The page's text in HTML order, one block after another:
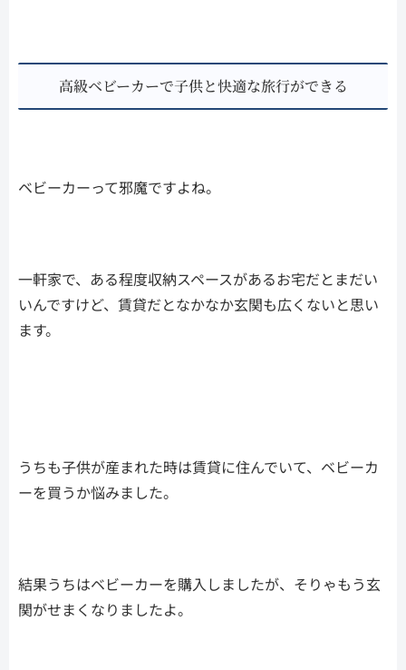
高級ベビーカーで子供と快適な旅行ができる
ベビーカーって邪魔ですよね。
一軒家で、ある程度収納スペースがあるお宅だとまだい
いんですけど、賃貸だとなかなか玄関も広くないと思い
ます。
うちも子供が産まれた時は賃貸に住んでいて、ベビーカ
ーを買うか悩みました。
結果うちはベビーカーを購入しましたが、そりゃもう玄
関がせまくなりましたよ。